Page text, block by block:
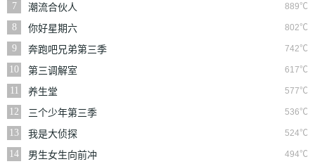
7
889℃
潮流合伙人
8
802℃
你好星期六
9
742℃
奔跑吧兄弟第三季
10
617℃
第三调解室
11
577℃
养生堂
12
536℃
三个少年第三季
13
524℃
我是大侦探
14
494℃
男生女生向前冲